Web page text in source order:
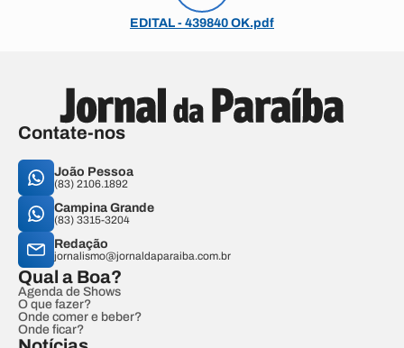
EDITAL - 439840 OK.pdf
Contate-nos
João Pessoa
(83) 2106.1892
Campina Grande
(83) 3315-3204
Redação
jornalismo@jornaldaparaiba.com.br
Qual a Boa?
Agenda de Shows
O que fazer?
Onde comer e beber?
Onde ficar?